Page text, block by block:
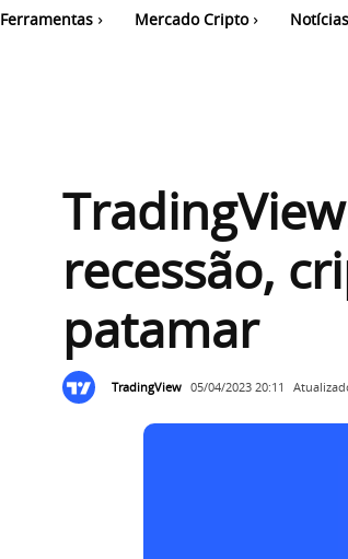
Ferramentas Mercado Cripto Notícias
recessão,
patamar
TradingView 05/04/2023 20:11